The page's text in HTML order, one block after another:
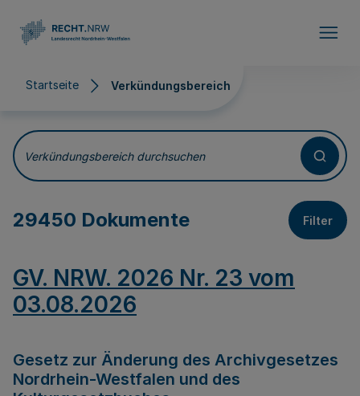
Startseite Verkündungsbereich
Verkündungsbereich
Verkündungsbereich durchsuchen
29450 Dokumente Filter
GV. NRW. 2026 Nr. 23 vom
03.08.2026
Gesetz zur Änderung des Archivgesetzes
Nordrhein-Westfalen und des